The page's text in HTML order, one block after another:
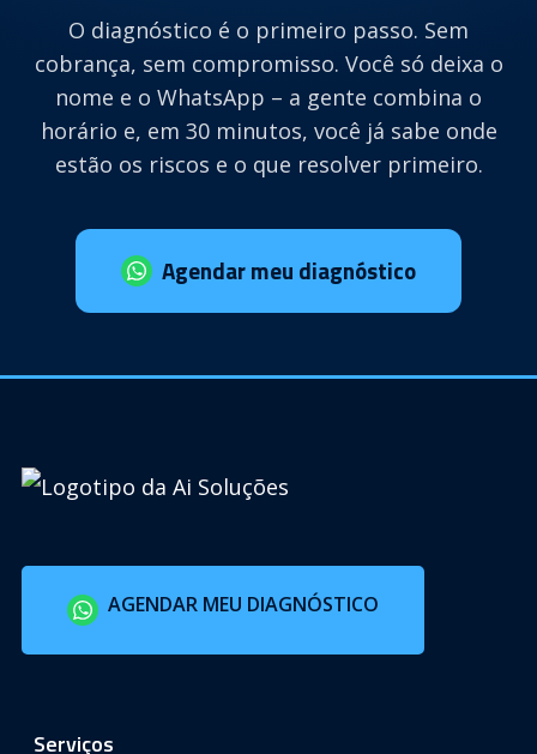
O diagnóstico é o primeiro passo. Sem
cobrança, sem compromisso. Você só deixa o
nome e o WhatsApp – a gente combina o
horário e, em 30 minutos, você já sabe onde
estão os riscos e o que resolver primeiro.
Agendar meu diagnóstico
AGENDAR MEU DIAGNÓSTICO
Serviços